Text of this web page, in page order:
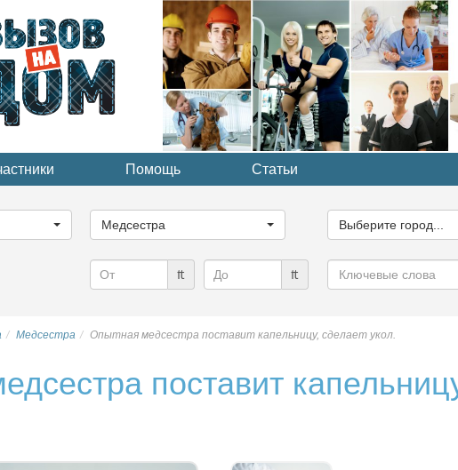
Помощь Статьи
категорию...
Медсестра
город...
Выберите город...
₶ ₶
Ключевые
слова
Медсестра Опытная медсестра поставит капельницу, сделает укол.
поставит